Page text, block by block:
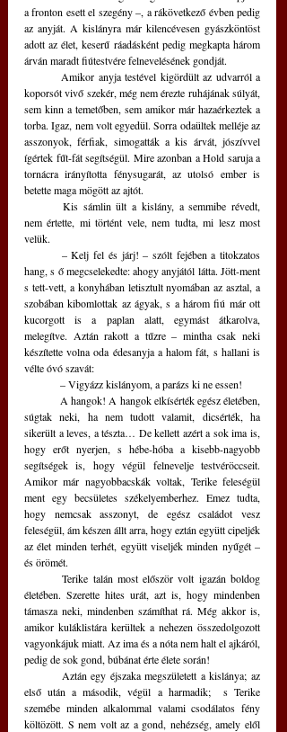
a fronton esett el szegény –, a rákövetkező évben pedig
az anyját. A kislányra már kilencévesen gyászköntöst
adott az élet, keserű ráadásként pedig megkapta három
árván maradt fiútestvére felnevelésének gondját.
koporsót vivő szekér, még nem érezte ruhájának súlyát,
sem kinn a temetőben, sem amikor már hazaérkeztek a
torba. Igaz, nem volt egyedül. Sorra odaültek melléje az
asszonyok, férfiak, simogatták a kis árvát, jószívvel
ígértek fűt-fát segítségül. Mire azonban a Hold saruja a
tornácra irányította fénysugarát, az utolsó ember is
betette maga mögött az ajtót.
nem értette, mi történt vele, nem tudta, mi lesz most
velük.
hang, s ő megcselekedte: ahogy anyjától látta. Jött-ment
s tett-vett, a konyhában letisztult nyomában az asztal, a
szobában kibomlottak az ágyak, s a három fiú már ott
kucorgott is a paplan alatt, egymást átkarolva,
melegítve. Aztán rakott a tűzre – mintha csak neki
készítette volna oda édesanyja a halom fát, s hallani is
vélte óvó szavát:
	– Vigyázz kislányom, a parázs ki ne essen!
súgtak neki, ha nem tudott valamit, dicsérték, ha
sikerült a leves, a tészta… De kellett azért a sok ima is,
hogy erőt nyerjen, s hébe-hóba a kisebb-nagyobb
segítségek is, hogy végül felnevelje testvéröccseit.
Amikor már nagyobbacskák voltak, Terike feleségül
ment egy becsületes székelyemberhez. Emez tudta,
hogy nemcsak asszonyt, de egész családot vesz
feleségül, ám készen állt arra, hogy eztán együtt cipeljék
az élet minden terhét, együtt viseljék minden nyűgét –
és örömét.
	Terike talán most először volt igazán boldog
életében. Szerette hites urát, azt is, hogy mindenben
támasza neki, mindenben számíthat rá. Még akkor is,
amikor kuláklistára kerültek a nehezen összedolgozott
vagyonkájuk miatt. Az ima és a nóta nem halt el ajkáról,
pedig de sok gond, búbánat érte élete során!
első után a második, végül a harmadik;  s Terike
szemébe minden alkalommal valami csodálatos fény
költözött. S nem volt az a gond, nehézség, amely elől